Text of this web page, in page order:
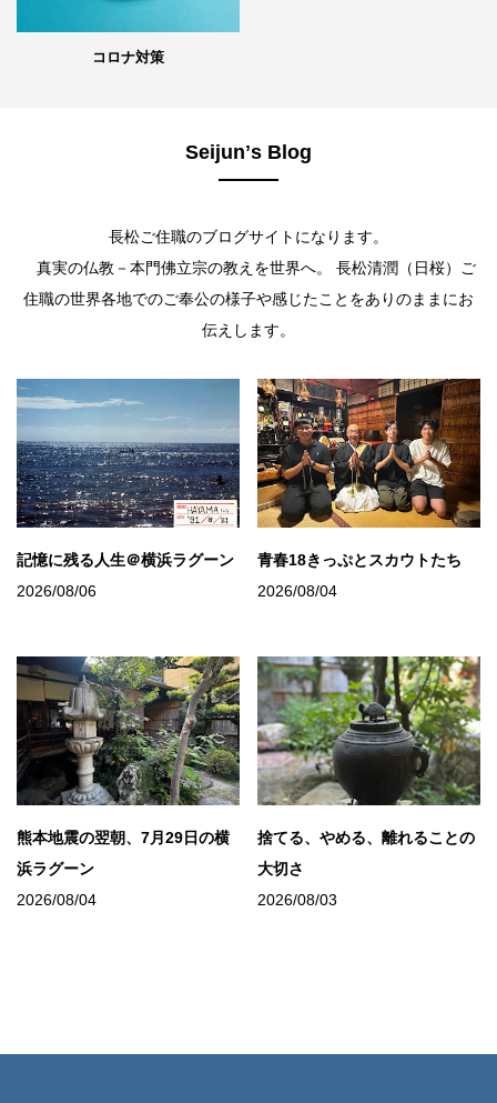
コロナ対策
Seijunʼs Blog
長松ご住職のブログサイトになります。
真実の仏教－本門佛立宗の教えを世界へ。 長松清潤（日桜）ご
住職の世界各地でのご奉公の様子や感じたことをありのままにお
伝えします。
記憶に残る人生＠横浜ラグーン
2026/08/06
青春18きっぷとスカウトたち
2026/08/04
熊本地震の翌朝、7月29日の横
浜ラグーン
2026/08/04
捨てる、やめる、離れることの
大切さ
2026/08/03